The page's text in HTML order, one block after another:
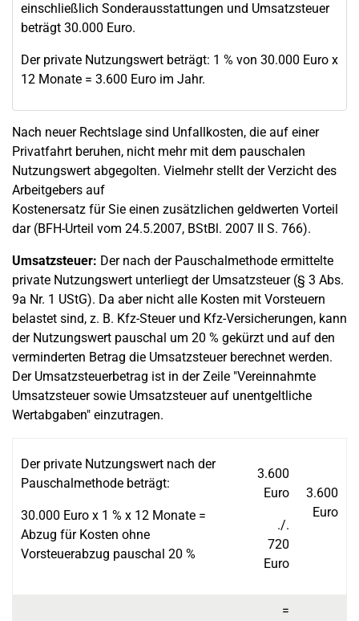
einschließlich Sonderausstattungen und Umsatzsteuer
beträgt 30.000 Euro.
Der private Nutzungswert beträgt: 1 % von 30.000 Euro x
12 Monate = 3.600 Euro im Jahr.
Nach neuer Rechtslage sind Unfallkosten, die auf einer
Privatfahrt beruhen, nicht mehr mit dem pauschalen
Nutzungswert abgegolten. Vielmehr stellt der Verzicht des
Arbeitgebers auf
Kostenersatz für Sie einen zusätzlichen geldwerten Vorteil
dar (BFH-Urteil vom 24.5.2007, BStBl. 2007 II S. 766).
Umsatzsteuer: Der nach der Pauschalmethode ermittelte
private Nutzungswert unterliegt der Umsatzsteuer (§ 3 Abs.
9a Nr. 1 UStG). Da aber nicht alle Kosten mit Vorsteuern
belastet sind, z. B. Kfz-Steuer und Kfz-Versicherungen, kann
der Nutzungswert pauschal um 20 % gekürzt und auf den
verminderten Betrag die Umsatzsteuer berechnet werden.
Der Umsatzsteuerbetrag ist in der Zeile "Vereinnahmte
Umsatzsteuer sowie Umsatzsteuer auf unentgeltliche
Wertabgaben" einzutragen.
Der private Nutzungswert nach der
Pauschalmethode beträgt:
30.000 Euro x 1 % x 12 Monate =
Abzug für Kosten ohne
Vorsteuerabzug pauschal 20 %
3.600
Euro
./.
720
Euro
3.600
Euro
=